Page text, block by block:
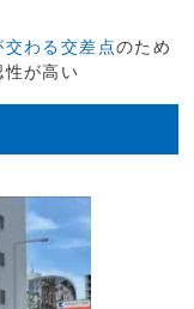
交わる交差点のため
が高い